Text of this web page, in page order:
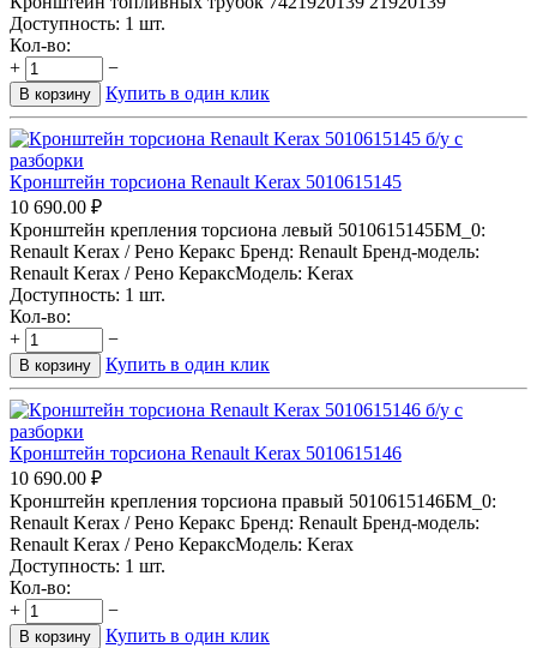
Доступность: 1 шт.
Кол-во:
+
−
В корзину Купить в один клик
Кронштейн торсиона Renault Kerax 5010615145
10 690.00 ₽
Кронштейн крепления торсиона левый 5010615145БМ_0:
Renault Kerax / Рено Керакс Бренд: Renault Бренд-модель:
Renault Kerax / Рено КераксМодель: Kerax
Доступность: 1 шт.
Кол-во:
+
−
В корзину Купить в один клик
Кронштейн торсиона Renault Kerax 5010615146
10 690.00 ₽
Кронштейн крепления торсиона правый 5010615146БМ_0:
Renault Kerax / Рено Керакс Бренд: Renault Бренд-модель:
Renault Kerax / Рено КераксМодель: Kerax
Доступность: 1 шт.
Кол-во:
+
−
В корзину Купить в один клик